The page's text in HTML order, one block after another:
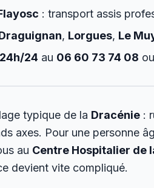
: transport assis
, Lorgues, Le
24h/24 au 06 60 73 74 08
typique de la Dracénie :
axes. Pour une personne
au Centre Hospitalier de
devient vite compliqué.